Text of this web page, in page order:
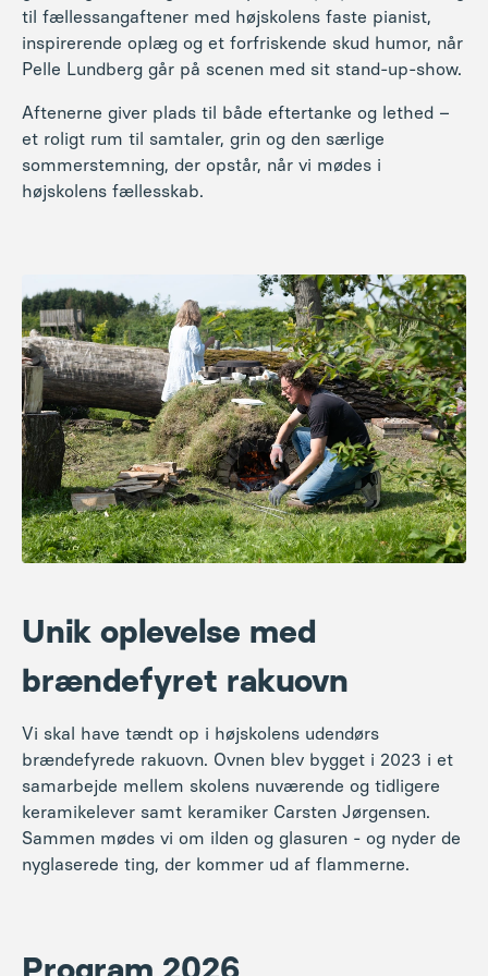
til fællessangaftener med højskolens faste pianist,
inspirerende oplæg og et forfriskende skud humor, når
Pelle Lundberg går på scenen med sit stand-up-show.
Aftenerne giver plads til både eftertanke og lethed –
et roligt rum til samtaler, grin og den særlige
sommerstemning, der opstår, når vi mødes i
højskolens fællesskab.
Unik oplevelse med
brændefyret rakuovn
Vi skal have tændt op i højskolens udendørs
brændefyrede rakuovn. Ovnen blev bygget i 2023 i et
samarbejde mellem skolens nuværende og tidligere
keramikelever samt keramiker Carsten Jørgensen.
Sammen mødes vi om ilden og glasuren - og nyder de
nyglaserede ting, der kommer ud af flammerne.